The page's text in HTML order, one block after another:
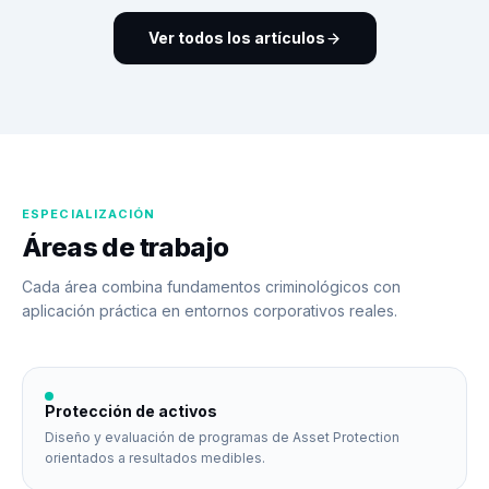
Ver todos los artículos
ESPECIALIZACIÓN
Áreas de trabajo
Cada área combina fundamentos criminológicos con
aplicación práctica en entornos corporativos reales.
Protección de activos
Diseño y evaluación de programas de Asset Protection
orientados a resultados medibles.